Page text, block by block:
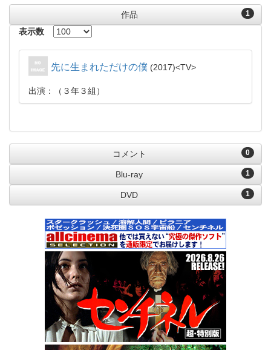
1
作品
表示数
先に生まれただけの僕 2017 TV
出演：（３年３組）
0
コメント
1
Blu-ray
1
DVD